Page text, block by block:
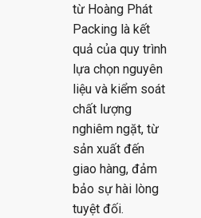
từ Hoàng Phát
Packing là kết
quả của quy trình
lựa chọn nguyên
liệu và kiểm soát
chất lượng
nghiêm ngặt, từ
sản xuất đến
giao hàng, đảm
bảo sự hài lòng
tuyệt đối.